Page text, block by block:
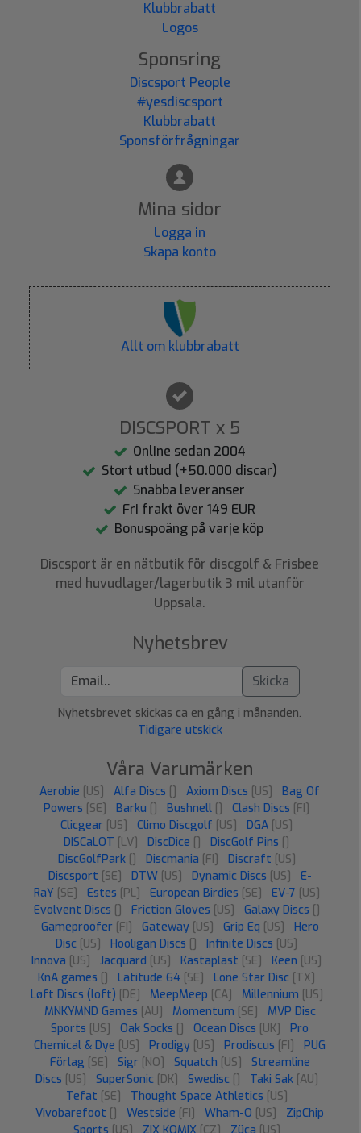
Klubbrabatt
Logos
Sponsring
Discsport People
#yesdiscsport
Klubbrabatt
Sponsförfrågningar
Mina sidor
Logga in
Skapa konto
Allt om klubbrabatt
DISCSPORT x 5
Online sedan 2004
Stort utbud (+50.000 discar)
Snabba leveranser
Fri frakt över 149 EUR
Bonuspoäng på varje köp
Discsport är en nätbutik för discgolf & Frisbee
med huvudlager/lagerbutik 3 mil utanför
Uppsala.
Nyhetsbrev
Skicka
Nyhetsbrevet skickas ca en gång i månanden.
Tidigare utskick
Våra Varumärken
Aerobie [US] Alfa Discs [] Axiom Discs [US]
Bag Of
Powers [SE] Barku [] Bushnell [] Clash Discs [FI]
Clicgear [US] Climo Discgolf [US] DGA [US]
DISCaLOT [LV] DiscDice [] DiscGolf Pins []
DiscGolfPark [] Discmania [FI] Discraft [US]
Discsport [SE] DTW [US] Dynamic Discs [US]
E-
RaY [SE] Estes [PL] European Birdies [SE] EV-7 [US]
Evolvent Discs [] Friction Gloves [US] Galaxy Discs []
Gameproofer [FI] Gateway [US] Grip Eq [US]
Hero
Disc [US] Hooligan Discs [] Infinite Discs [US]
Innova [US] Jacquard [US] Kastaplast [SE] Keen [US]
KnA games [] Latitude 64 [SE] Lone Star Disc [TX]
Løft Discs (loft) [DE] MeepMeep [CA] Millennium [US]
MNKYMND Games [AU] Momentum [SE]
MVP Disc
Sports [US] Oak Socks [] Ocean Discs [UK]
Pro
Chemical & Dye [US] Prodigy [US] Prodiscus [FI]
PUG
Förlag [SE] Sigr [NO] Squatch [US]
Streamline
Discs [US] SuperSonic [DK] Swedisc [] Taki Sak [AU]
Tefat [SE] Thought Space Athletics [US]
Vivobarefoot [] Westside [FI] Wham-O [US]
ZipChip